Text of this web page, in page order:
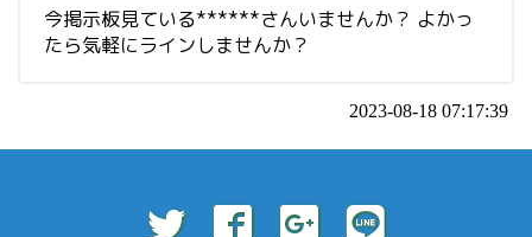
今掲示板見ている******さんいませんか？ よかっ
たら気軽にラインしませんか？
2023-08-18 07:17:39